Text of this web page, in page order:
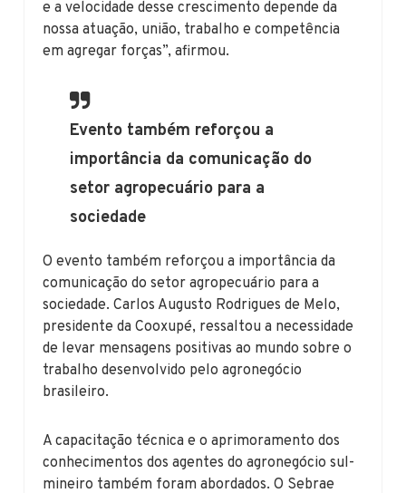
e a velocidade desse crescimento depende da
nossa atuação, união, trabalho e competência
em agregar forças”, afirmou.
Evento também reforçou a
importância da comunicação do
setor agropecuário para a
sociedade
O evento também reforçou a importância da
comunicação do setor agropecuário para a
sociedade. Carlos Augusto Rodrigues de Melo,
presidente da Cooxupé, ressaltou a necessidade
de levar mensagens positivas ao mundo sobre o
trabalho desenvolvido pelo agronegócio
brasileiro.
A capacitação técnica e o aprimoramento dos
conhecimentos dos agentes do agronegócio sul-
mineiro também foram abordados. O Sebrae